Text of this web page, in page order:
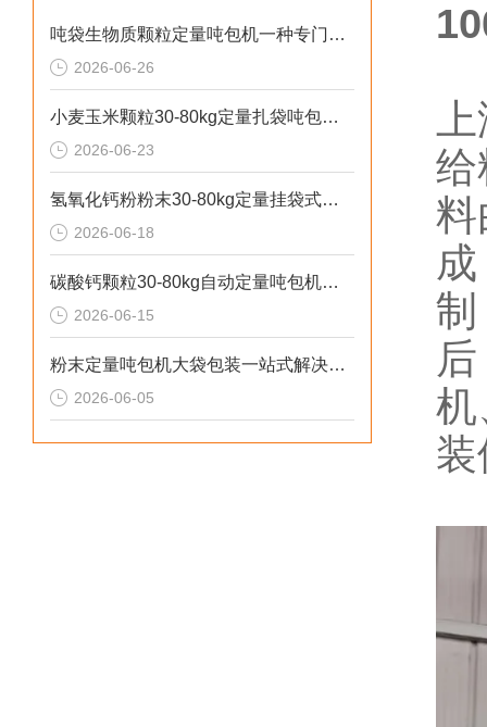
吨袋生物质颗粒定量吨包机一种专门用于吨袋设备
2026-06-26
小麦玉米颗粒30-80kg定量扎袋吨包机操作简单
2026-06-23
氢氧化钙粉粉末30-80kg定量挂袋式称重吨包机生产厂家
2026-06-18
碳酸钙颗粒30-80kg自动定量吨包机厂家直供
2026-06-15
粉末定量吨包机大袋包装一站式解决方案
2026-06-05
给
料
制
机